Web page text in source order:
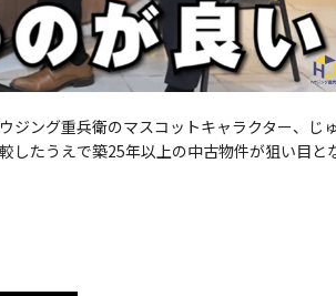
ング重兵衛のマスコットキャラクター、じゅ
たうえで築25年以上の中古物件が狙い目と